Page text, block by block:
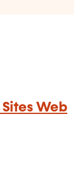
Web